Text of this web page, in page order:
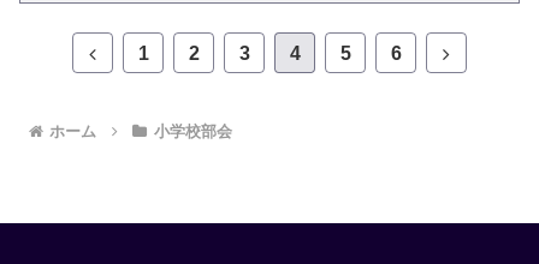
前
1 2 3 4 5 6
次
ホーム 小学校部会